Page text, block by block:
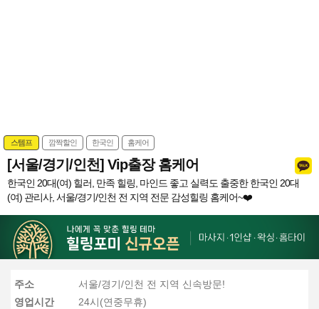
스템프 깜짝할인 한국인 홈케어
[서울/경기/인천] Vip출장 홈케어
한국인 20대(여) 힐러, 만족 힐링, 마인드 좋고 실력도 출중한 한국인 20대
(여) 관리사, 서울/경기/인천 전 지역 전문 감성힐링 홈케어~❤️
주소
서울/경기/인천 전 지역 신속방문!
영업시간
24시(연중무휴)